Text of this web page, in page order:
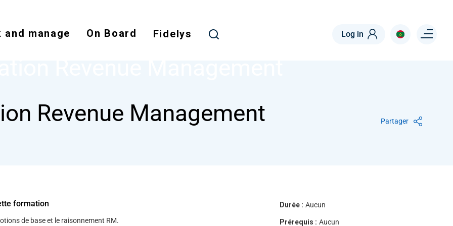
main
and manage On Board Fidelys Log in Menu right
NODE FORMATION REVENUE MANAGEMENT
Revenue Management Partager
formation
de base et le raisonnement RM.
Durée : Aucun
Prérequis : Aucun